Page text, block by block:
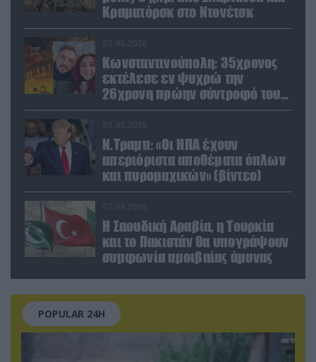
Κραματόρσκ στο Ντονέτσκ
Κωνσταντινούπολη: 35χρονος
εκτέλεσε εν ψυχρώ την
26χρονη πρώην σύντροφό του
έξω από φαρμακείο (βίντεο)
Ν.Τραμπ: «Οι ΗΠΑ έχουν
απεριόριστα αποθέματα όπλων
και πυρομαχικών» (βίντεο)
Η Σαουδική Αραβία, η Τουρκία
και το Πακιστάν θα υπογράψουν
συμφωνία αμοιβαίας άμυνας
POPULAR 24H